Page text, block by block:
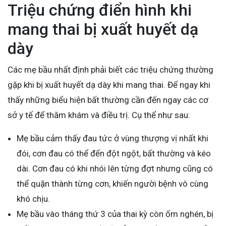
Triệu chứng điển hình khi
mang thai bị xuất huyết dạ
dày
Các mẹ bầu nhất định phải biết các triệu chứng thường
gặp khi bị xuất huyết dạ dày khi mang thai. Để ngay khi
thấy những biểu hiện bất thường cần đến ngay các cơ
sở y tế để thăm khám và điều trị. Cụ thể như sau:
Mẹ bầu cảm thấy đau tức ở vùng thượng vị nhất khi
đói, cơn đau có thể đến đột ngột, bất thường và kéo
dài. Cơn đau có khi nhói lên từng đợt nhưng cũng có
thể quặn thành từng cơn, khiến người bệnh vô cùng
khó chịu.
Mẹ bầu vào tháng thứ 3 của thai kỳ còn ốm nghén, bị